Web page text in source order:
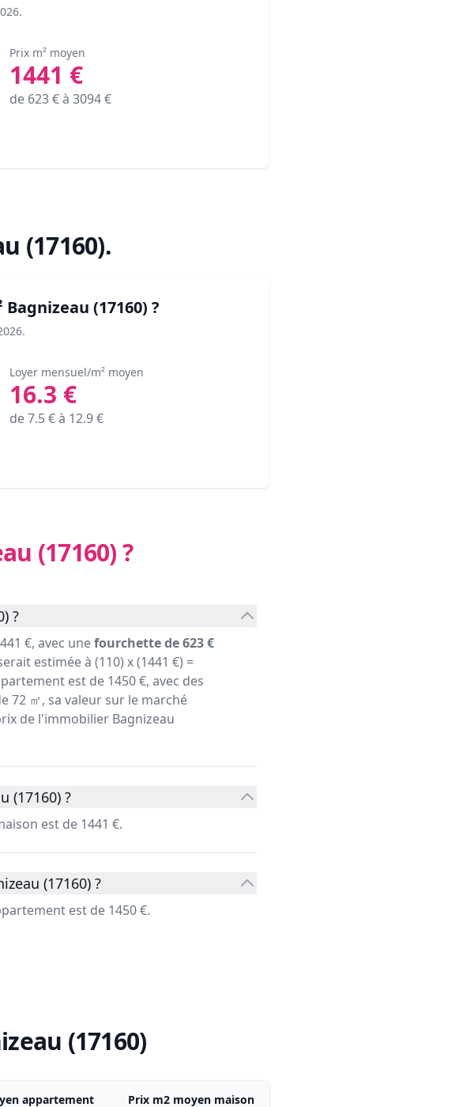
.
Prix m² moyen
1441 €
de 623€ à 3094€
(17160).
Bagnizeau (17160) ?
.
Loyer mensuel/m² moyen
16.3 €
de7.5€ à 12.9€
(17160)?
?
€, avec unefourchette de 623 €
estimée à (110) x (1441 €) =
est de 1450 €, avec des
72 ㎡, sa valeur sur le marché
de l'immobilier Bagnizeau
(17160) ?
est de 1441 €.
(17160) ?
est de 1450 €.
(17160)
appartement Prix m2 moyen maison